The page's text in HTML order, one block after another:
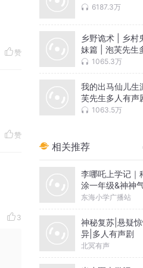
赞
赞
3
6187.3万
乡野诡术 | 乡村
妹篇 | 泡芙先生
声剧1065.3万
我的出马仙儿生
芙先生多人有声
成为大仙
1063.5万
相关推荐
李哪吒上学记｜
涂一年级&神神
级
东海小学广播站
神秘复苏|悬疑
异|多人有声剧
北冥有声